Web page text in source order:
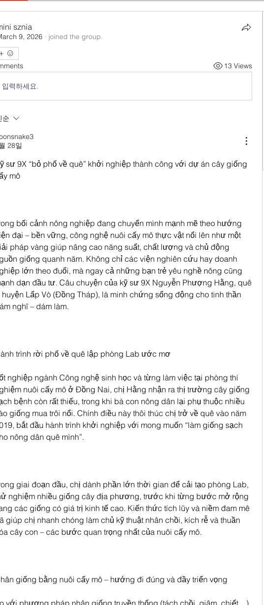
sznia
9, 2026 · joined the group.
13 Views
입력하세요.
순
28일
sư 9X “bỏ phố về quê” khởi nghiệp thành công với dự án cây giống
mô
bối cảnh nông nghiệp đang chuyển mình mạnh mẽ theo hướng
đại – bền vững, công nghệ nuôi cấy mô thực vật nổi lên như một
pháp vàng giúp nâng cao năng suất, chất lượng và chủ động
giống quanh năm. Không chỉ các viện nghiên cứu hay doanh
lớn theo đuổi, mà ngay cả những bạn trẻ yêu nghề nông cũng
dạn đầu tư. Câu chuyện của kỹ sư 9X Nguyễn Phượng Hằng, quê
Lấp Vò (Đồng Tháp), là minh chứng sống động cho tinh thần
nghĩ – dám làm.
trình rời phố về quê lập phòng Lab ước mơ
nghiệp ngành Công nghệ sinh học và từng làm việc tại phòng thí
nuôi cấy mô ở Đồng Nai, chị Hằng nhận ra thị trường cây giống
bệnh còn rất thiếu, trong khi bà con nông dân lại phụ thuộc nhiều
giống mua trôi nổi. Chính điều này thôi thúc chị trở về quê vào năm
bắt đầu hành trình khởi nghiệp với mong muốn “làm giống sạch
nông dân quê mình”.
giai đoạn đầu, chị dành phần lớn thời gian để cải tạo phòng Lab,
nghiệm nhiều giống cây địa phương, trước khi từng bước mở rộng
các giống có giá trị kinh tế cao. Kiến thức tích lũy và niềm đam mê
giúp chị nhanh chóng làm chủ kỹ thuật nhân chồi, kích rễ và thuần
cây con – các bước quan trọng nhất của nuôi cấy mô.
giống bằng nuôi cấy mô – hướng đi đúng và đầy triển vọng
với phương pháp nhân giống truyền thống (tách chồi, giâm, chiết…),